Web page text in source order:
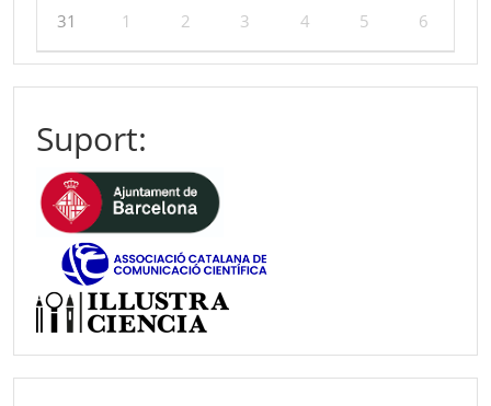
31 1 2 3 4 5 6
Suport: